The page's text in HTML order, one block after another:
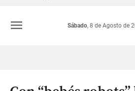
Colombia
Sábado, 8 de Agosto de
menu